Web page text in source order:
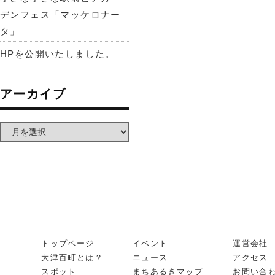
デンフェス「マッケロナー
タ」
HPを公開いたしました。
アーカイブ
トップページ
大津百町とは？
スポット
イベント
ニュース
まちあるきマップ
運営会社
アクセス
お問い合